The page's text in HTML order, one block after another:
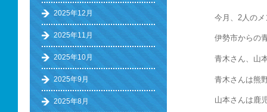
今月、2人の
伊勢市からの
青木さん、山
青木さんは熊
山本さんは鹿
2025年12月
2025年11月
2025年10月
2025年9月
2025年8月